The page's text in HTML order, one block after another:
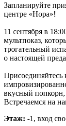
Запланируйте
центре «Нора»!
11 сентября в
мультпоказ,
трогательный
о настоящей
Присоединяйтесь
вкусный
Встречаемся на
Этаж: -1, вход